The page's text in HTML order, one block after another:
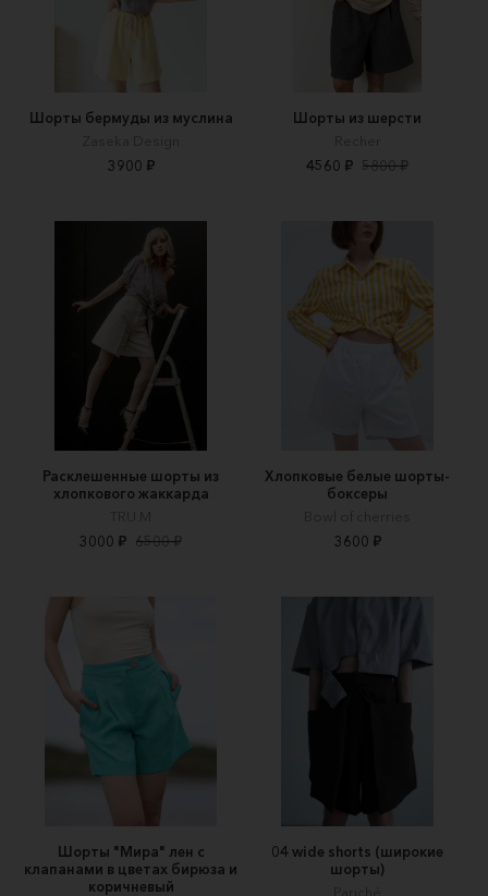
Шорты бермуды из муслина
Zaseka Design
3900 ₽
Шорты из шерсти
Recher
4560 ₽ 5800 ₽
Расклешенные шорты из
хлопкового жаккарда
TRU.M
3000 ₽ 6500 ₽
Хлопковые белые шорты-
боксеры
Bowl of cherries
3600 ₽
Шорты "Мира" лен с
клапанами в цветах бирюза и
коричневый
04 wide shorts (широкие
шорты)
Pariché